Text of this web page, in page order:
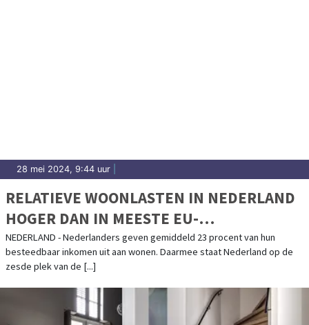
28 mei 2024, 9:44 uur
RELATIEVE WOONLASTEN IN NEDERLAND
HOGER DAN IN MEESTE EU-
LANDENWONEN
NEDERLAND - Nederlanders geven gemiddeld 23 procent van hun
besteedbaar inkomen uit aan wonen. Daarmee staat Nederland op de
zesde plek van de [...]